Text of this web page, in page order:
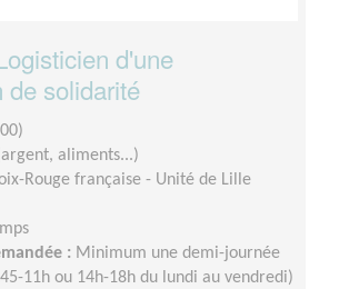
d'une
de solidarité
aliments...)
Rouge française - Unité de Lille
: Minimum une demi-journée
11h ou 14h-18h du lundi au vendredi)